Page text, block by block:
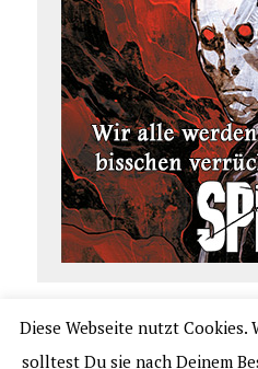
COPYRIGHT
Diese Webseite nutzt Cookies.
solltest Du sie nach Deinem